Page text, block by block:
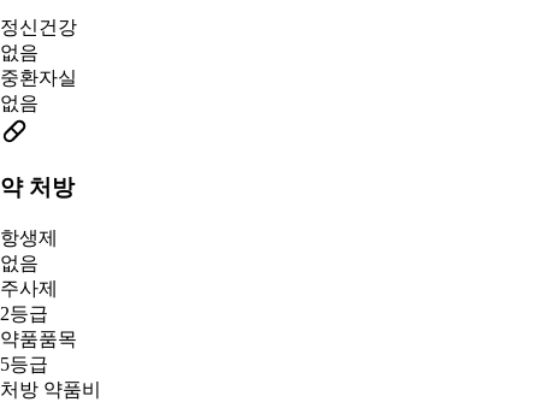
정신건강
없음
중환자실
없음
약 처방
항생제
없음
주사제
2등급
약품품목
5등급
처방 약품비